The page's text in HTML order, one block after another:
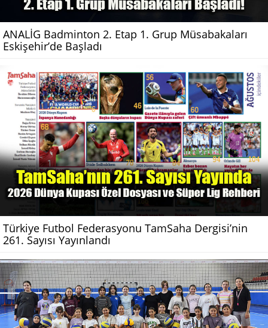
ANALİG Badminton 2. Etap 1. Grup Müsabakaları
Eskişehir’de Başladı
Türkiye Futbol Federasyonu TamSaha Dergisi’nin
261. Sayısı Yayınlandı